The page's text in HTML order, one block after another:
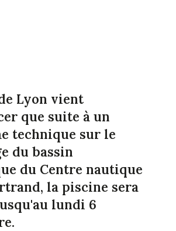
Lyon vient
que suite à un
technique sur le
du bassin
du Centre nautique
la piscine sera
lundi 6